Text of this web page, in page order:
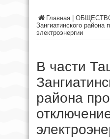
Главная
Зангиатинского района
электроэнергии
В части
района